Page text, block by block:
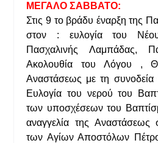
ΜΕΓΑΛΟ ΣΑΒΒΑΤΟ:
Στις 9 το βράδυ έναρξη της
στον : ευλογία του
Πασχαλινής Λαμπάδας,
Ακολουθία του Λόγου ,
Αναστάσεως με τη
Ευλογία του νερού του
των υποσχέσεων του
αναγγελία της
των Αγίων Αποστόλων